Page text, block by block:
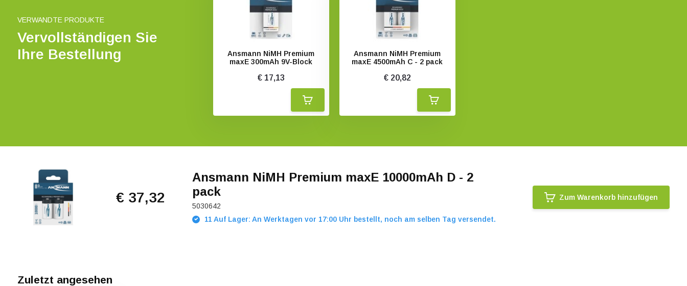
VERWANDTE PRODUKTE
Vervollständigen Sie
Ihre Bestellung
Ansmann NiMH Premium
maxE 300mAh 9V-Block
€ 17,13
Ansmann NiMH Premium
maxE 4500mAh C - 2 pack
€ 20,82
€ 37,32
Ansmann NiMH Premium maxE 10000mAh D - 2
pack
5030642
11 Auf Lager: An Werktagen vor 17:00 Uhr bestellt, noch am selben Tag versendet.
Zum Warenkorb hinzufügen
Zuletzt angesehen